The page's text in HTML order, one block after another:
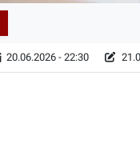
20.06.2026 - 22:30